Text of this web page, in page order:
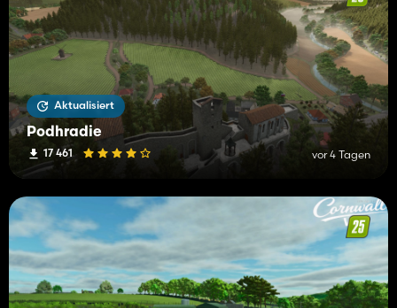
Aktualisiert
Podhradie
17 461 vor 4 Tagen